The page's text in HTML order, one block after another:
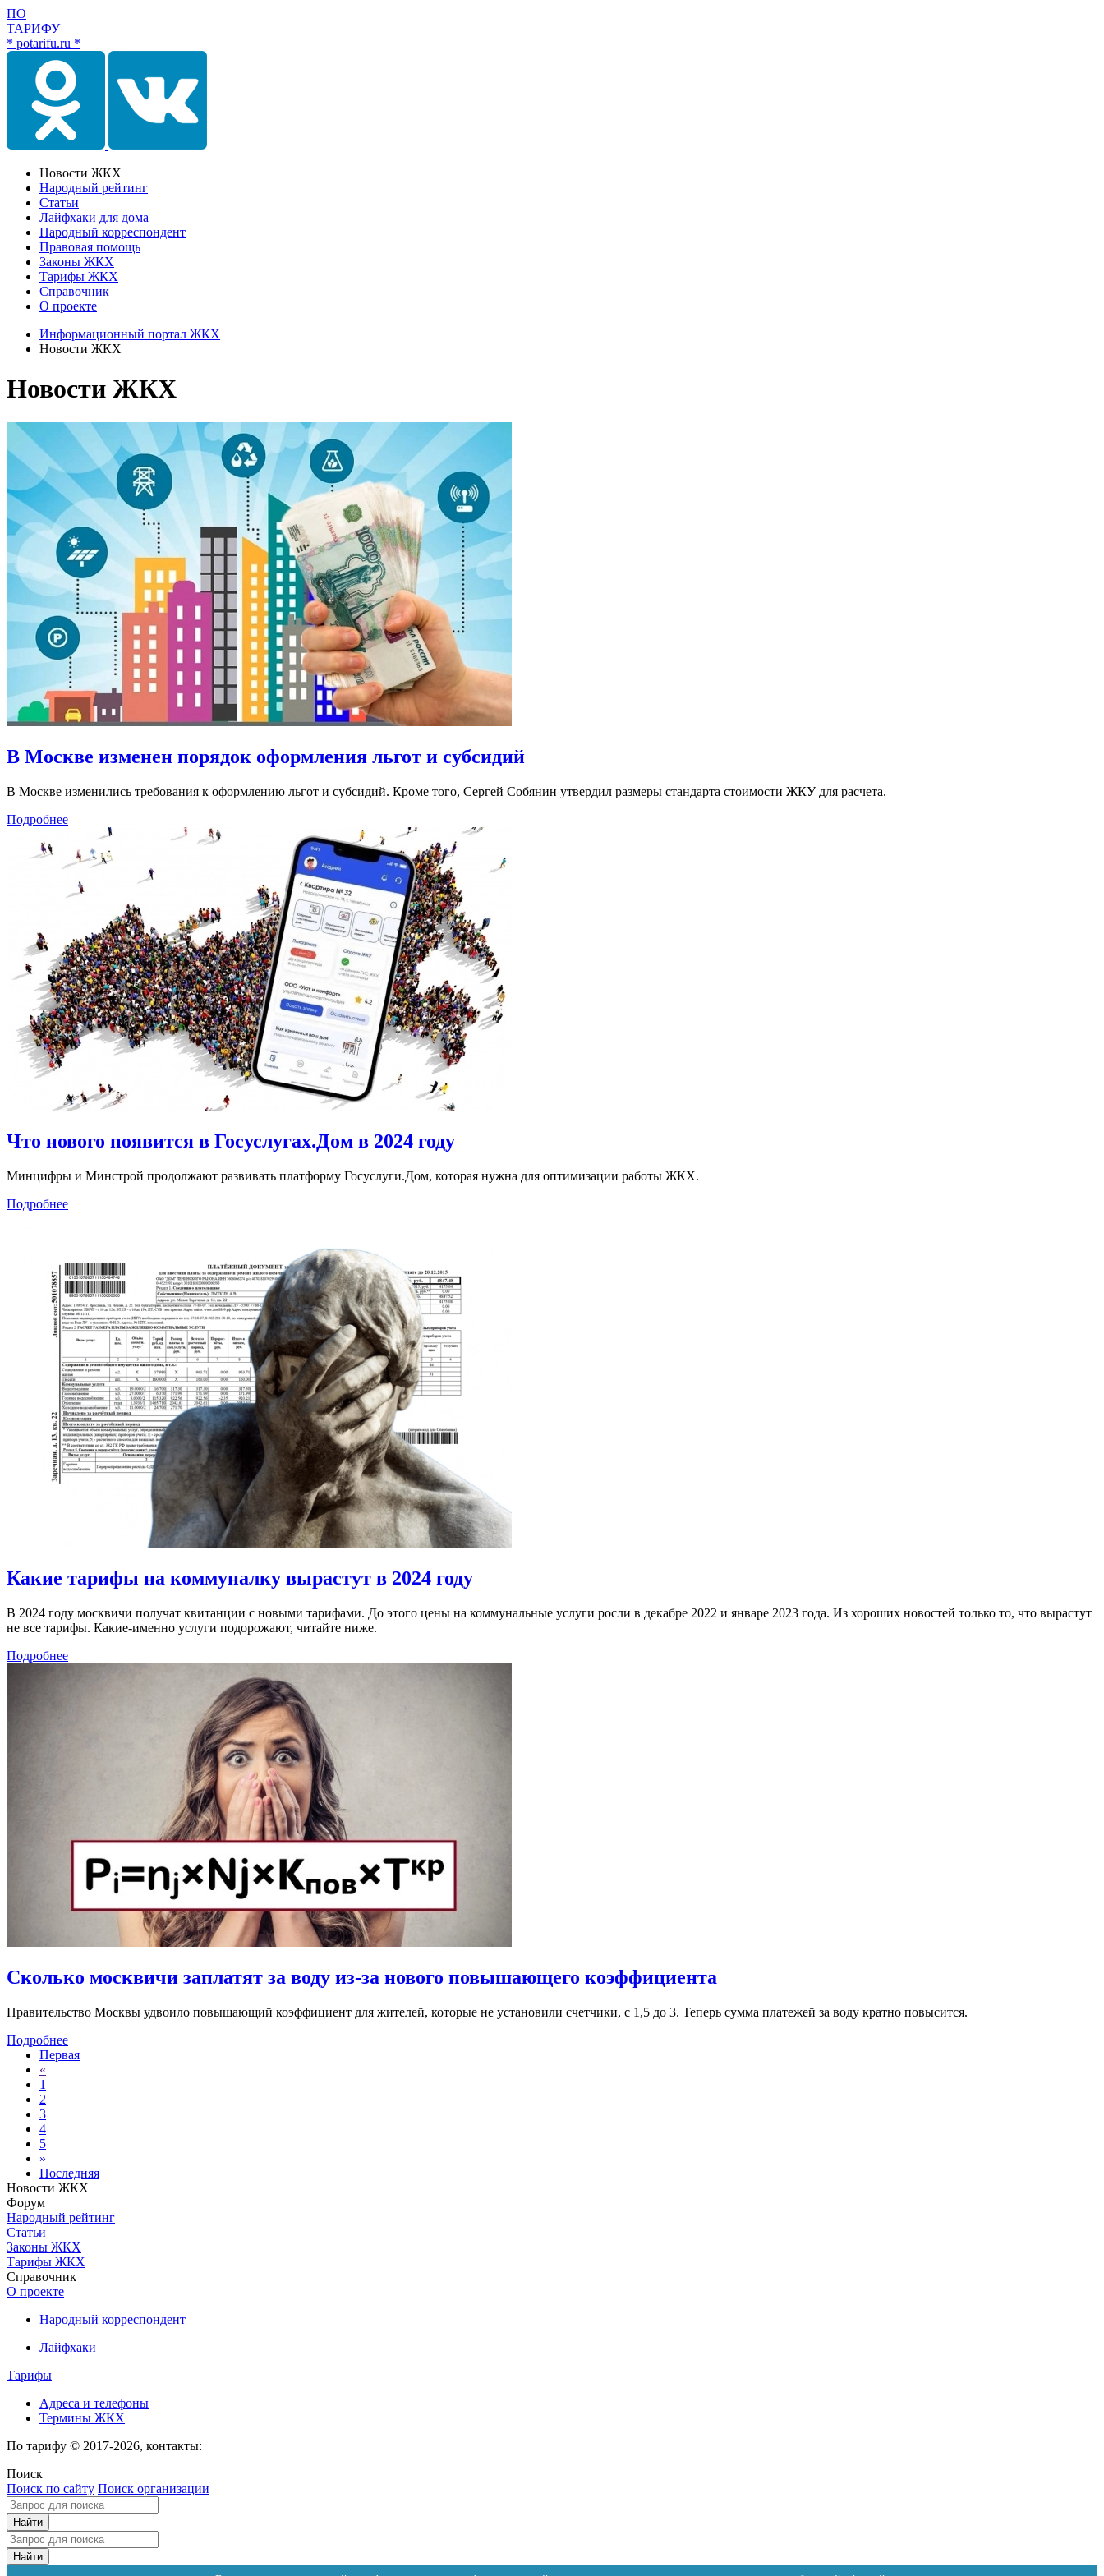
ПО
ТАРИФУ
* potarifu.ru *
Новости ЖКХ
Народный рейтинг
Статьи
Лайфхаки для дома
Народный корреспондент
Правовая помощь
Законы ЖКХ
Тарифы ЖКХ
Справочник
О проекте
Информационный портал ЖКХ
Новости ЖКХ
Новости ЖКХ
В Москве изменен порядок оформления льгот и субсидий
В Москве изменились требования к оформлению льгот и субсидий. Кроме того, Сергей Собянин утвердил размеры стандарта стоимости ЖКУ для расчета.
Подробнее
Что нового появится в Госуслугах.Дом в 2024 году
Минцифры и Минстрой продолжают развивать платформу Госуслуги.Дом, которая нужна для оптимизации работы ЖКХ.
Подробнее
Какие тарифы на коммуналку вырастут в 2024 году
В 2024 году москвичи получат квитанции с новыми тарифами. До этого цены на коммунальные услуги росли в декабре 2022 и январе 2023 года. Из хороших новостей только то, что вырастут
не все тарифы. Какие-именно услуги подорожают, читайте ниже.
Подробнее
Сколько москвичи заплатят за воду из-за нового повышающего коэффициента
Правительство Москвы удвоило повышающий коэффициент для жителей, которые не установили счетчики, с 1,5 до 3. Теперь сумма платежей за воду кратно повысится.
Подробнее
Первая
«
1
2
3
4
5
»
Последняя
Новости ЖКХ
Форум
Народный рейтинг
Статьи
Законы ЖКХ
Тарифы ЖКХ
Справочник
О проекте
Народный корреспондент
Лайфхаки
Тарифы
Адреса и телефоны
Термины ЖКХ
По тарифу © 2017-2026, контакты:
Поиск
Поиск по сайту Поиск организации